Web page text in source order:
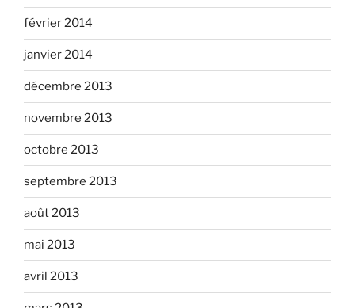
février 2014
janvier 2014
décembre 2013
novembre 2013
octobre 2013
septembre 2013
août 2013
mai 2013
avril 2013